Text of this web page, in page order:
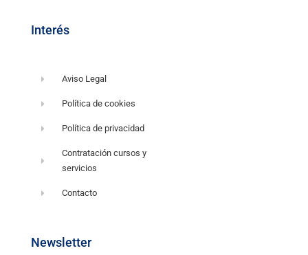
Interés
Aviso Legal
Política de cookies
Política de privacidad
Contratación cursos y
servicios
Contacto
Newsletter